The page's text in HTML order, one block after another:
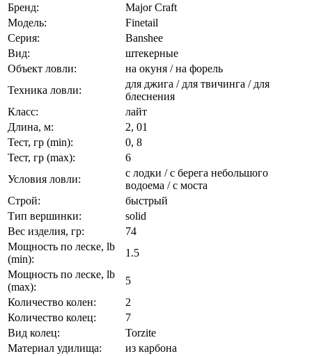
Бренд:
Major Craft
Модель:
Finetail
Серия:
Banshee
Вид:
штекерные
Объект ловли:
на окуня / на форель
Техника ловли:
для джига / для твичинга / для
блеснения
Класс:
лайт
Длина, м:
2, 01
Тест, гр (min):
0, 8
Тест, гр (max):
6
Условия ловли:
с лодки / с берега небольшого
водоема / с моста
Строй:
быстрый
Тип вершинки:
solid
Вес изделия, гр:
74
Мощность по леске, lb
(min):
1.5
Мощность по леске, lb
(max):
5
Количество колен:
2
Количество колец:
7
Вид колец:
Torzite
Материал удилища:
из карбона